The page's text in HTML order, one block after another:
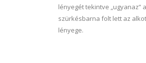
lényegét tekintve
szürkésbarna folt lett az
lényege.